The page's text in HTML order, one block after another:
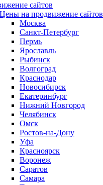
сайтов
Цены на продвижение сайтов
Москва
Санкт-Петербург
Пермь
Ярославль
Рыбинск
Волгоград
Краснодар
Новосибирск
Екатеринбург
Нижний Новгород
Челябинск
Омск
Ростов-на-Дону
Уфа
Красноярск
Воронеж
Саратов
Самара